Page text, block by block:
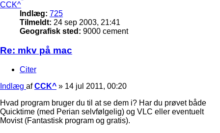
CCK^
Indlæg: 725
Tilmeldt: 24 sep 2003, 21:41
Geografisk sted: 9000 cement
Re: mkv på mac
Citer
Indlæg afCCK^ » 14 jul 2011, 00:20
Hvad program bruger du til at se dem i? Har du prøvet både
Quicktime (med Perian selvfølgelig) og VLC eller eventuelt
Movist (Fantastisk program og gratis).